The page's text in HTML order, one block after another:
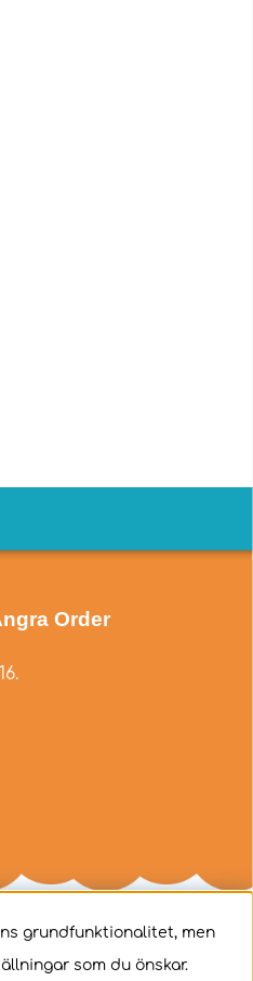
Order
grundfunktionalitet, men
som du önskar.